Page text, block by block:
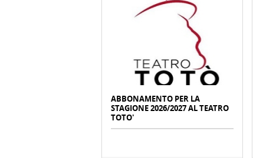
ABBONAMENTO PER LA
STAGIONE 2026/2027 AL TEATRO
TOTO'